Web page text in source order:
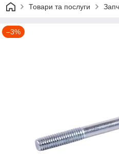
Товари та послуги
–3%